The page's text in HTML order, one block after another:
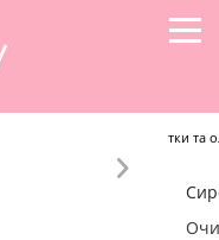
Сироватки та